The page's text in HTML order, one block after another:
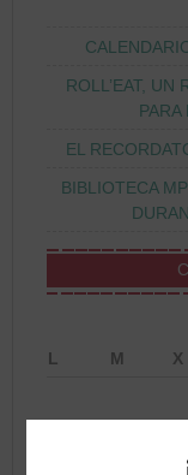
ROLL’EAT, UN
PARA
EL
BIBLIOTECA
L
M X